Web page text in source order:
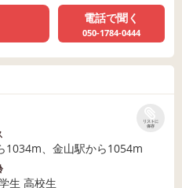
電話で聞く
050-1784-0444
リストに
保存
1034m、金山駅から1054m
生 高校生